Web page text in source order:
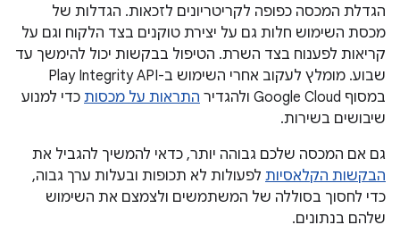
הגדלת המכסה כפופה לקריטריונים לזכאות. הגדלות של
מכסת השימוש חלות גם על יצירת טוקנים בצד הלקוח וגם על
קריאות לפענוח בצד השרת. הטיפול בבקשות יכול להימשך עד
שבוע. מומלץ לעקוב אחרי השימוש ב-Play Integrity API
במסוף Google Cloud ולהגדיר
התראות על מכסות כדי למנוע
שיבושים בשירות.
גם אם המכסה שלכם גבוהה יותר, כדאי להמשיך להגביל את
הבקשות הקלאסיות לפעולות לא תכופות ובעלות ערך גבוה,
כדי לחסוך בסוללה של המשתמשים ולצמצם את השימוש
שלהם בנתונים.